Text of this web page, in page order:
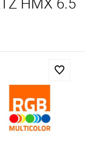
HMX 6.5